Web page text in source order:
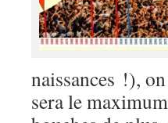
naissances !),
sera le